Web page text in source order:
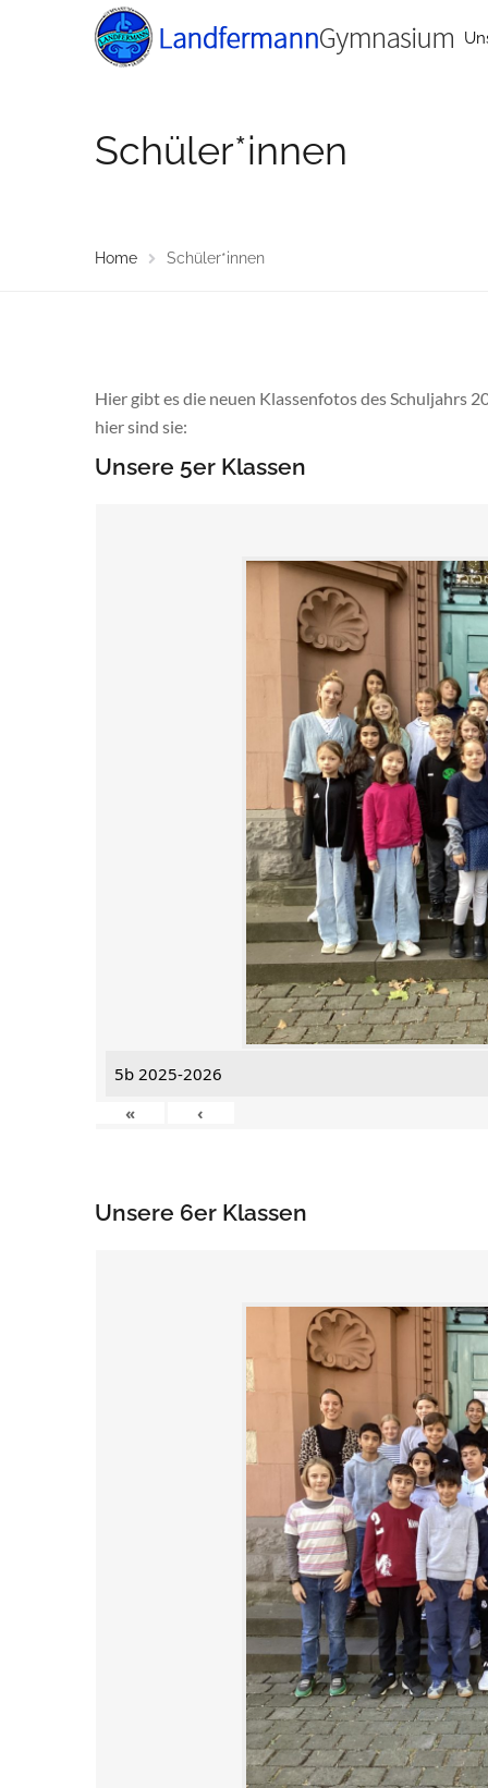
Schüler*innen
Home Schüler*innen
Hier gibt es die neuen Klassenfotos des Schuljahrs
hier sind sie:
Unsere 5er Klassen
5b 2025-2026
«
‹
Unsere 6er Klassen